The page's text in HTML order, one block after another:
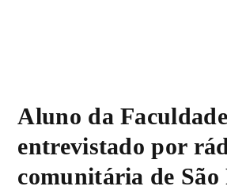
Aluno da
entrevistado por
comunitária de São